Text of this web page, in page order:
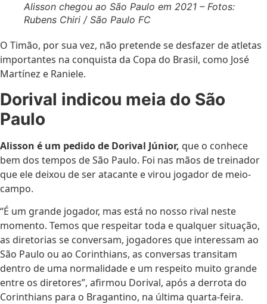
Alisson chegou ao São Paulo em 2021 – Fotos:
Rubens Chiri / São Paulo FC
O Timão, por sua vez, não pretende se desfazer de atletas
importantes na conquista da Copa do Brasil, como José
Martínez e Raniele.
Dorival indicou meia do São
Paulo
Alisson é um pedido de Dorival Júnior, que o conhece
bem dos tempos de São Paulo. Foi nas mãos de treinador
que ele deixou de ser atacante e virou jogador de meio-
campo.
“É um grande jogador, mas está no nosso rival neste
momento. Temos que respeitar toda e qualquer situação,
as diretorias se conversam, jogadores que interessam ao
São Paulo ou ao Corinthians, as conversas transitam
dentro de uma normalidade e um respeito muito grande
entre os diretores”, afirmou Dorival, após a derrota do
Corinthians para o Bragantino, na última quarta-feira.